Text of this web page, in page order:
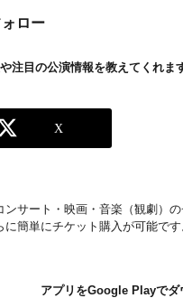
ロー
注目の公演情報を教えてくれま
サート・映画・音楽（観劇）
簡単にチケット購入が可能で
アプリをGoogle Playでダ